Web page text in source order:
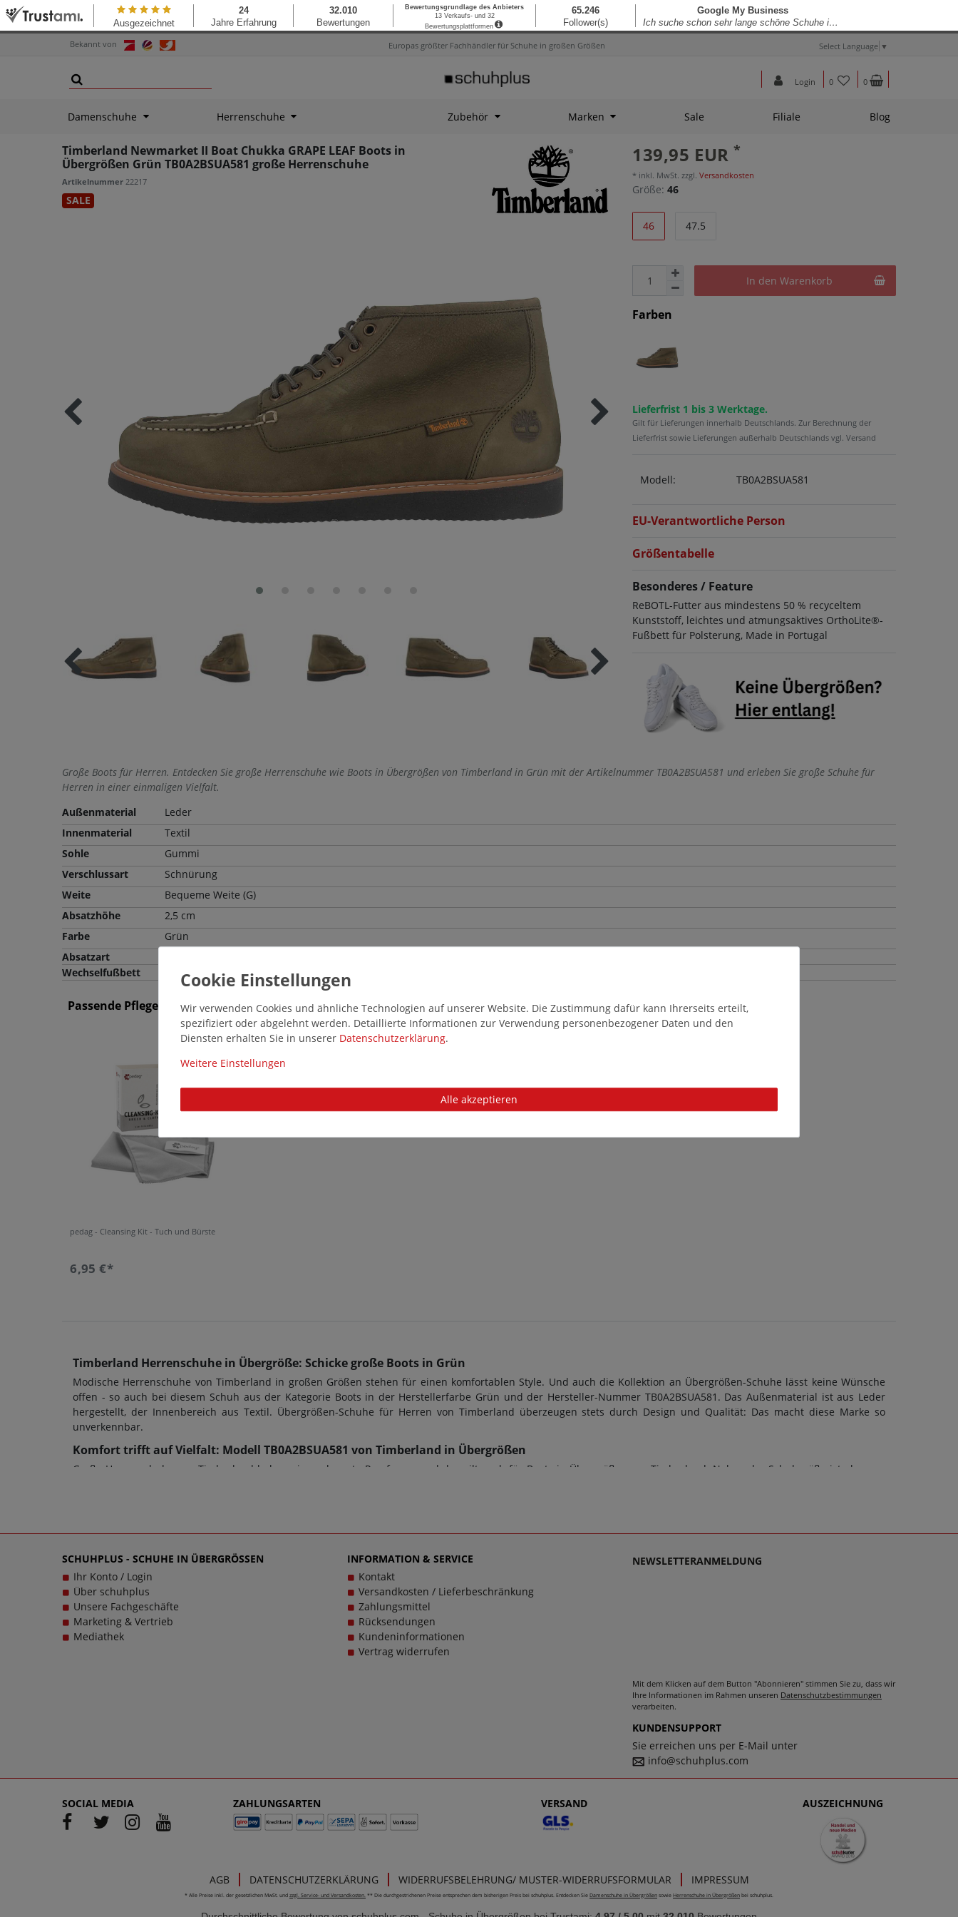
Bekannt von Europas größter Fachhändler für Schuhe in großen Größen Select Language ▼
Login 0 0
Damenschuhe Herrenschuhe Zubehör Marken Sale Filiale Blog
Timberland Newmarket II Boat Chukka GRAPE LEAF Boots in
Übergrößen Grün TB0A2BSUA581 große Herrenschuhe
Artikelnummer 22217
SALE
139,95 EUR*
* inkl. MwSt. zzgl. Versandkosten
Größe: 46
46 47.5
In den Warenkorb
Farben
Lieferfrist 1 bis 3 Werktage.
Gilt für Lieferungen innerhalb Deutschlands. Zur Berechnung der
Lieferfrist sowie Lieferungen außerhalb Deutschlands vgl. Versand
Modell: TB0A2BSUA581
EU-Verantwortliche Person
Größentabelle
Besonderes / Feature
ReBOTL-Futter aus mindestens 50 % recyceltem
Kunststoff, leichtes und atmungsaktives OrthoLite®-
Fußbett für Polsterung, Made in Portugal
Große Boots für Herren. Entdecken Sie große Herrenschuhe wie Boots in Übergrößen von Timberland in Grün mit der Artikelnummer TB0A2BSUA581 und erleben Sie große Schuhe für
Herren in einer einmaligen Vielfalt.
Außenmaterial
Leder
Innenmaterial
Textil
Sohle
Gummi
Verschlussart
Schnürung
Weite
Bequeme Weite (G)
Absatzhöhe
2,5 cm
Farbe
Grün
Absatzart
Wechselfußbett
Passende Pflegemittel und Einlegesohlen
14640
pedag - Cleansing Kit - Tuch und Bürste
6,95 €*
Timberland Herrenschuhe in Übergröße: Schicke große Boots in Grün
Modische Herrenschuhe von Timberland in großen Größen stehen für einen komfortablen Style. Und auch die Kollektion an Übergrößen-Schuhe lässt keine Wünsche
offen - so auch bei diesem Schuh aus der Kategorie Boots in der Herstellerfarbe Grün und der Hersteller-Nummer TB0A2BSUA581. Das Außenmaterial ist aus Leder
hergestellt, der Innenbereich aus Textil. Übergrößen-Schuhe für Herren von Timberland überzeugen stets durch Design und Qualität: Das macht diese Marke so
unverkennbar.
Komfort trifft auf Vielfalt: Modell TB0A2BSUA581 von Timberland in Übergrößen
Große Herrenschuhe von Timberland haben eine sehr gute Passform - und das gilt auch für Boots in Übergrößen von Timberland. Neben der Schuhgröße ist aber vor
stets zu einem echten Trageerlebnis werden.
SCHUHPLUS - SCHUHE IN ÜBERGRÖSSEN
Ihr Konto / Login
Über schuhplus
Unsere Fachgeschäfte
Marketing & Vertrieb
Mediathek
INFORMATION & SERVICE
Kontakt
Versandkosten / Lieferbeschränkung
Zahlungsmittel
Rücksendungen
Kundeninformationen
Vertrag widerrufen
NEWSLETTERANMELDUNG
Mit dem Klicken auf dem Button "Abonnieren" stimmen Sie zu, dass wir
Ihre Informationen im Rahmen unseren Datenschutzbestimmungen
verarbeiten.
KUNDENSUPPORT
Sie erreichen uns per E-Mail unter
info@schuhplus.com
SOCIAL MEDIA ZAHLUNGSARTEN VERSAND AUSZEICHNUNG
AGB DATENSCHUTZERKLÄRUNG WIDERRUFSBELEHRUNG/ MUSTER-WIDERRUFSFORMULAR IMPRESSUM
* Alle Preise inkl. der gesetzlichen MwSt. und zzgl. Service- und Versandkosten. ** Die durchgestrichenen Preise entsprechen dem bisherigen Preis bei schuhplus. Entdecken Sie Damenschuhe in Übergrößen sowie Herrenschuhe in Übergrößen bei schuhplus.
Wir verwenden Cookies und ähnliche Technologien auf unserer Website. Die Zustimmung dafür kann Ihrerseits erteilt,
spezifiziert oder abgelehnt werden. Detaillierte Informationen zur Verwendung personenbezogener Daten und den
Diensten erhalten Sie in unserer Daten­schutz­erklärung.
Weitere Einstellungen
Alle akzeptieren